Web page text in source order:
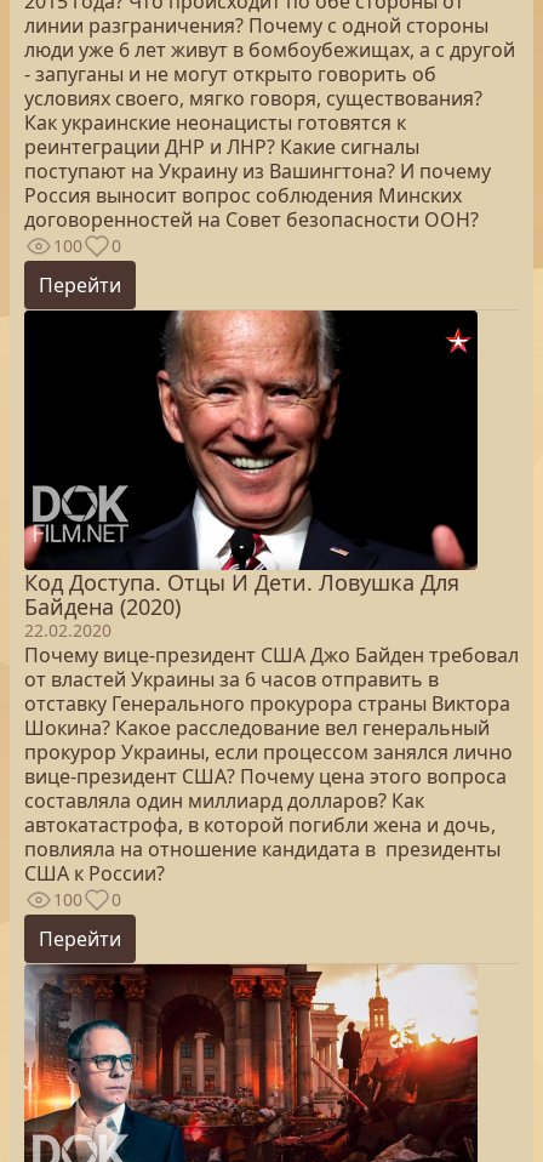
линии разграничения? Почему с одной стороны
люди уже 6 лет живут в бомбоубежищах, а с другой
- запуганы и не могут открыто говорить об
условиях своего, мягко говоря, существования?
Как украинские неонацисты готовятся к
реинтеграции ДНР и ЛНР? Какие сигналы
поступают на Украину из Вашингтона? И почему
Россия выносит вопрос соблюдения Минских
договоренностей на Совет безопасности ООН?
100 0
Перейти
Код Доступа. Отцы И Дети. Ловушка Для
Байдена (2020)
22.02.2020
Почему вице-президент США Джо Байден требовал
от властей Украины за 6 часов отправить в
отставку Генерального прокурора страны Виктора
Шокина? Какое расследование вел генеральный
прокурор Украины, если процессом занялся лично
вице-президент США? Почему цена этого вопроса
составляла один миллиард долларов? Как
автокатастрофа, в которой погибли жена и дочь,
повлияла на отношение кандидата в президенты
США к России?
100 0
Перейти